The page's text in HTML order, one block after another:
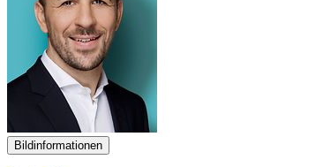
Bildinformationen